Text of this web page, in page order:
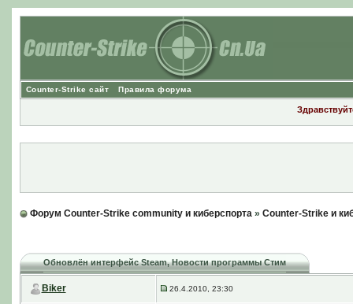
Counter-Strike сайт Правила форума
Форум Counter-Strike community и киберспорта» Counter-Strike и
Обновлён интерфейс Steam, Новости программы Стим
Biker 26.4.2010, 23:30